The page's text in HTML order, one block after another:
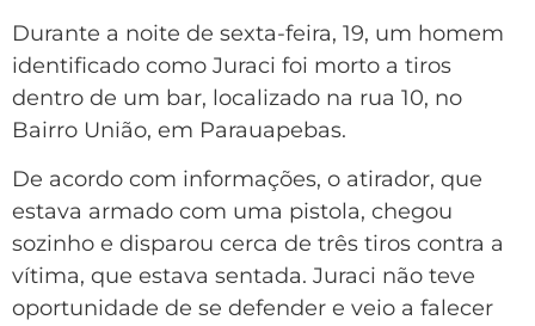
Durante a noite de sexta-feira, 19, um homem
identificado como Juraci foi morto a tiros
dentro de um bar, localizado na rua 10, no
Bairro União, em Parauapebas.
De acordo com informações, o atirador, que
estava armado com uma pistola, chegou
sozinho e disparou cerca de três tiros contra a
vítima, que estava sentada. Juraci não teve
oportunidade de se defender e veio a falecer